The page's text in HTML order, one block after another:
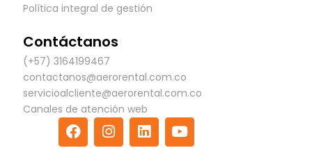
Política integral de gestión
Contáctanos
(+57) 3164199467
contactanos@aerorental.com.co
servicioalcliente@aerorental.com.co
Canales de atención web
F
a
I
n
L
i
Y
o